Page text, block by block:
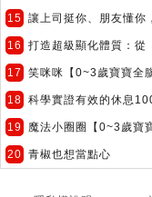
15 讓上司挺你、朋友懂你
16 打造超級顯化體質：從
17 笑咪咪【0~3歲寶寶全
18 科學實證有效的休息
19 魔法小圈圈【0~3歲寶
20 青椒也想當點心